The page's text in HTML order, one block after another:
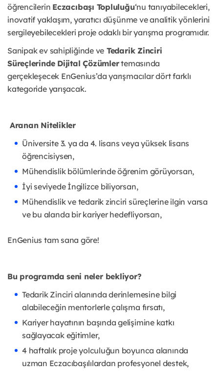
öğrencilerin Eczacıbaşı Topluluğu‘nu tanıyabilecekleri,
inovatif yaklaşım, yaratıcı düşünme ve analitik yönlerini
sergileyebilecekleri proje odaklı bir yarışma programıdır.
Sanipak ev sahipliğinde ve Tedarik Zinciri
Süreçlerinde Dijital Çözümlertemasında
gerçekleşecek EnGenius’da yarışmacılar dört farklı
kategoride yarışacak.
Aranan Nitelikler
Üniversite 3. ya da 4. lisans veya yüksek lisans
öğrencisiysen,
Mühendislik bölümlerinde öğrenim görüyorsan,
İyi seviyede İngilizce biliyorsan,
Mühendislik ve tedarik zinciri süreçlerine ilgin varsa
ve bu alanda bir kariyer hedefliyorsan,
EnGenius tam sana göre!
Bu programda seni neler bekliyor?
Tedarik Zinciri alanında derinlemesine bilgi
alabileceğin mentorlerle çalışma fırsatı,
Kariyer hayatının başında gelişimine katkı
sağlayacak eğitimler,
4 haftalık proje yolculuğun boyunca alanında
uzman Eczacıbaşılılardan profesyonel destek,